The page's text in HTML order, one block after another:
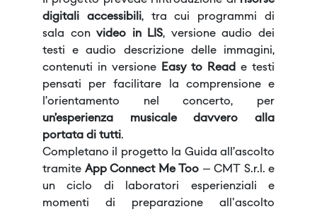
digitali accessibili, tra cui programmi di
sala convideo in LIS, versione audio dei
testi e audio descrizione delle immagini,
contenuti in versione Easy to Read e testi
pensati per facilitare la comprensione e
l’orientamento nel concerto, per
un’esperienza musicale davvero alla
portata di tutti.
Completano il progetto la Guida all’ascolto
tramite App Connect Me Too – CMT S.r.l. e
un ciclo di laboratori esperienziali e
momenti di preparazione all'ascolto